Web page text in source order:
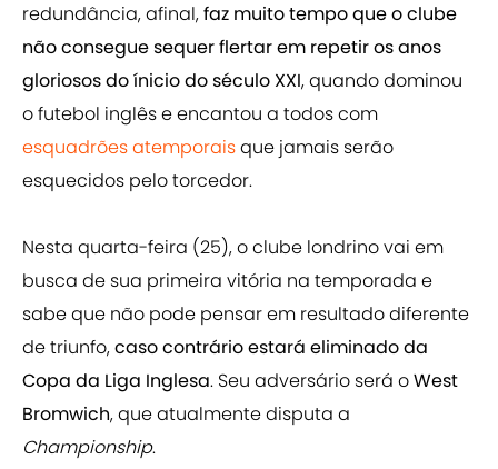
redundância, afinal,faz muito tempo que o clube
não consegue sequer flertar em repetir os anos
gloriosos do ínicio do século XXI, quando dominou
o futebol inglês e encantou a todos com
esquadrões atemporaisque jamais serão
esquecidos pelo torcedor.
Nesta quarta-feira (25), o clube londrino vai em
busca de sua primeira vitória na temporada e
sabe que não pode pensar em resultado diferente
de triunfo,caso contrário estará eliminado da
Copa da Liga Inglesa. Seu adversário será oWest
Bromwich, que atualmente disputa a
Championship.